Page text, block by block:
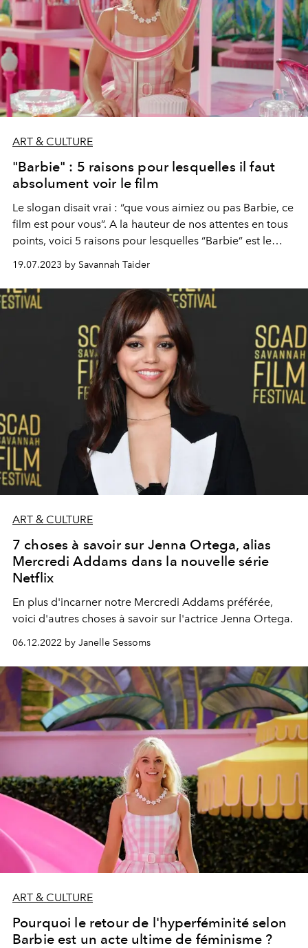
ART & CULTURE
"Barbie" : 5 raisons pour lesquelles il faut
absolument voir le film
Le slogan disait vrai : “que vous aimiez ou pas Barbie, ce
film est pour vous”. A la hauteur de nos attentes en tous
points, voici 5 raisons pour lesquelles “Barbie” est le
blockbuster (féministe) de l'été. A voir absolument.
19.07.2023 by Savannah Taider
ART & CULTURE
7 choses à savoir sur Jenna Ortega, alias
Mercredi Addams dans la nouvelle série
Netflix
En plus d'incarner notre Mercredi Addams préférée,
voici d'autres choses à savoir sur l'actrice Jenna Ortega.
06.12.2022 by Janelle Sessoms
ART & CULTURE
Pourquoi le retour de l'hyperféminité selon
Barbie est un acte ultime de féminisme ?